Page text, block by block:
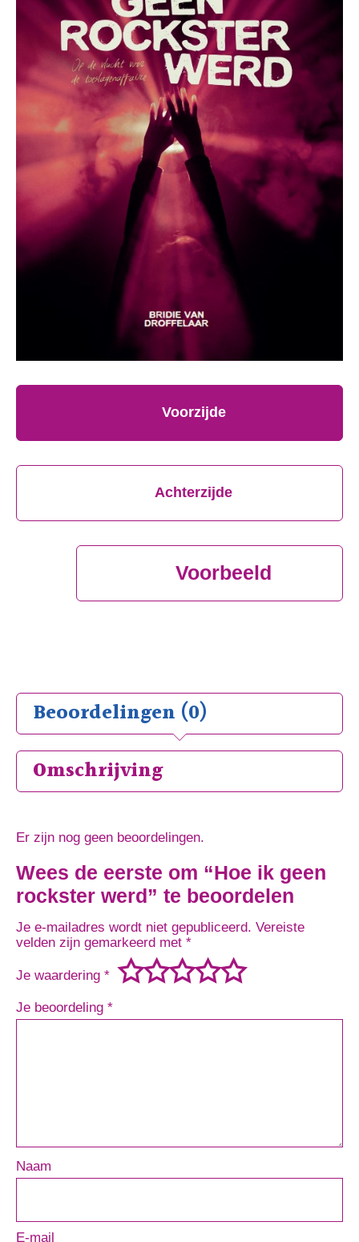
Voorzijde
Achterzijde
Voorbeeld
Beoordelingen (0)
Omschrijving
Er zijn nog geen beoordelingen.
Wees de eerste om “Hoe ik geen
rockster werd” te beoordelen
Je e-mailadres wordt niet gepubliceerd. Vereiste
velden zijn gemarkeerd met *
Je waardering *
Je beoordeling *
Naam
E-mail